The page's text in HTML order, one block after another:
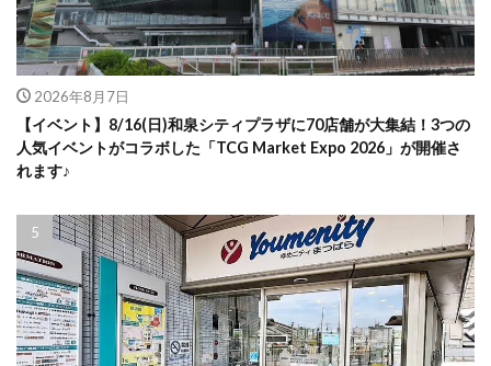
2026年8月7日
【イベント】8/16(日)和泉シティプラザに70店舗が大集結！3つの
人気イベントがコラボした「TCG Market Expo 2026」が開催さ
れます♪